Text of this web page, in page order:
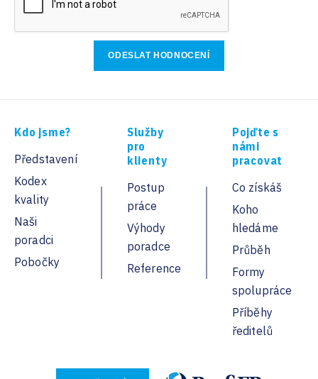
Kdo jsme?
Představení
Kodex
kvality
Naši
poradci
Pobočky
Služby
pro
klienty
Postup
práce
Výhody
poradce
Reference
Pojďte s
námi
pracovat
Co získáš
Koho
hledáme
Průběh
Formy
spolupráce
Příběhy
ředitelů